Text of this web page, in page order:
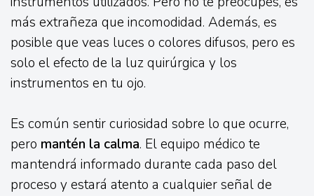
más extrañeza que incomodidad. Además, es
posible que veas luces o colores difusos, pero es
solo el efecto de la luz quirúrgica y los
instrumentos en tu ojo.
Es común sentir curiosidad sobre lo que ocurre,
pero mantén la calma. El equipo médico te
mantendrá informado durante cada paso del
proceso y estará atento a cualquier señal de